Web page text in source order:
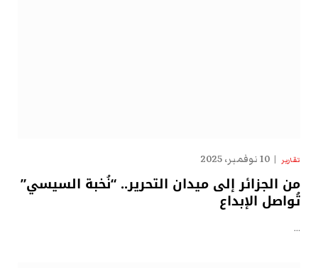
تقارير 10 نوفمبر، 2025
من الجزائر إلى ميدان التحرير.. “نُخبة السيسي”
تُواصل الإبداع
…